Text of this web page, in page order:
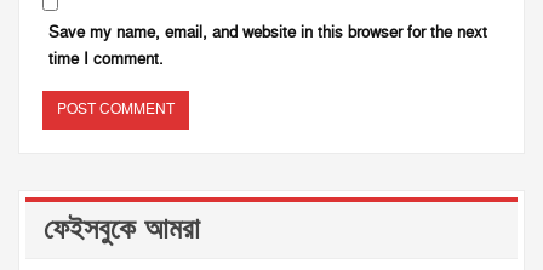
Save my name, email, and website in this browser for the next
time I comment.
ফেইসবুকে আমরা